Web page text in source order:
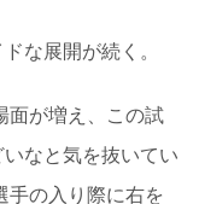
な展開が続く。
面が増え、この試
なと気を抜いてい
手の入り際に右を